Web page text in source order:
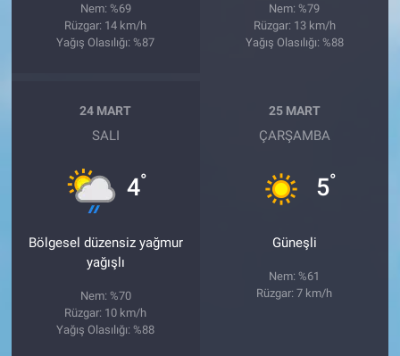
Nem: %69
Rüzgar: 14 km/h
Yağış Olasılığı: %87
Nem: %79
Rüzgar: 13 km/h
Yağış Olasılığı: %88
24 MART
SALI
4°
Bölgesel düzensiz yağmur
yağışlı
Nem: %70
Rüzgar: 10 km/h
Yağış Olasılığı: %88
25 MART
ÇARŞAMBA
5°
Güneşli
Nem: %61
Rüzgar: 7 km/h